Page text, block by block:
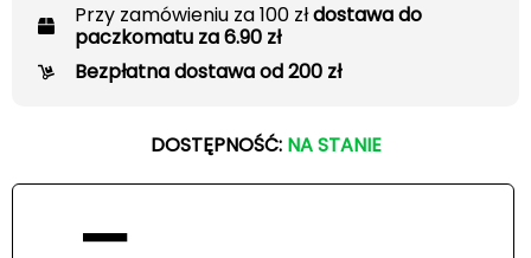
Przy zamówieniu za 100 złdostawa do
paczkomatu za 6.90 zł
Bezpłatna dostawa od 200 zł
DOSTĘPNOŚĆ: NA STANIE